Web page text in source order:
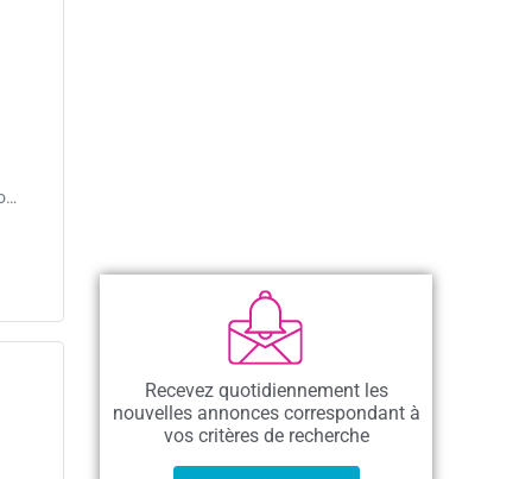
Recevez quotidiennement les
nouvelles annonces correspondant à
vos critères de recherche